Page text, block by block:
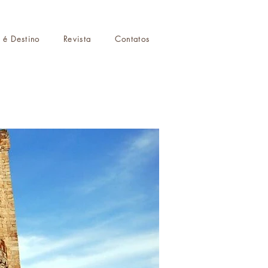
Destino Revista Contatos